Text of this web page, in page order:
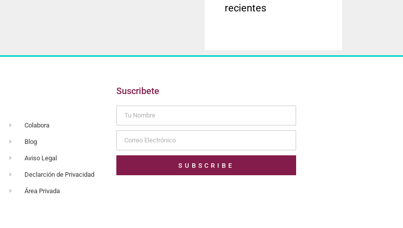
recientes
Colabora
Blog
Aviso Legal
Declarción de Privacidad
Área Privada
Suscribete
SUBSCRIBE